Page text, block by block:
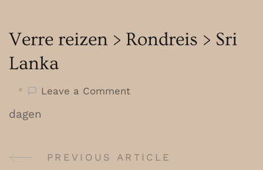
Verre reizen > Rondreis > Sri
Lanka
Leave a Commenton
dagen
PREVIOUS ARTICLE